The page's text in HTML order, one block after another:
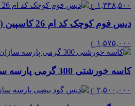
۱,۳۳۸,۵۰۰
دیس فوم کوچک کد ام 26 کاسپین (500 عددی)
۱,۵۷۵,۰۰۰
کاسه خورشتی 300 گرمی پارسه سازان (500 عددی)
۲,۵۰۰,۰۰۰